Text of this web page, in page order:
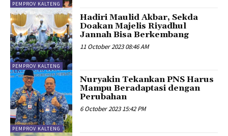
PEMPROV KALTENG
PEMPROV KALTENG
Hadiri Maulid Akbar, Sekda
Doakan Majelis Riyadhul
Jannah Bisa Berkembang
11 October 2023 08:46 AM
PEMPROV KALTENG
Nuryakin Tekankan PNS Harus
Mampu Beradaptasi dengan
Perubahan
6 October 2023 15:42 PM